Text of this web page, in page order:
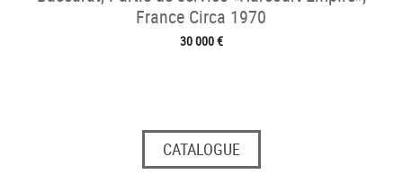
France Circa 1970
30 000 €
CATALOGUE